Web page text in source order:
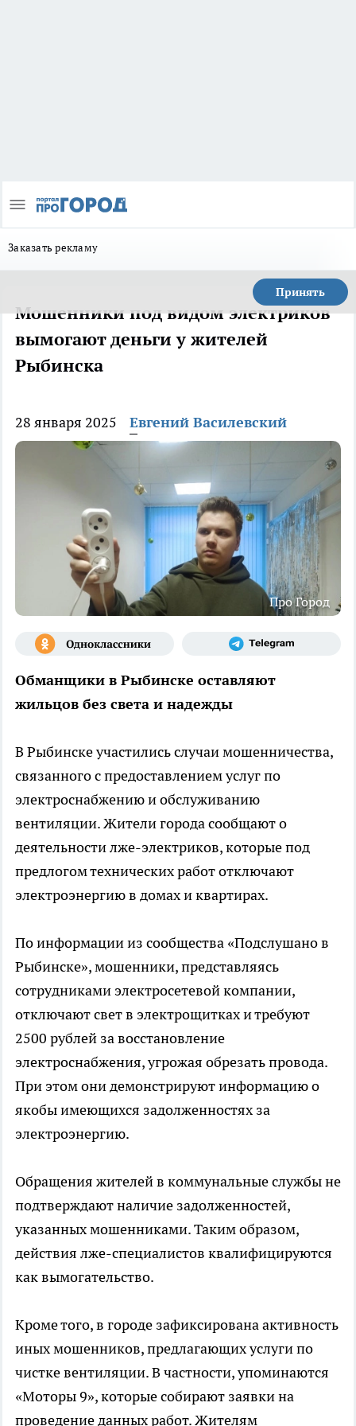
Заказать рекламу
Принять
Мошенники под видом электриков
вымогают деньги у жителей
Рыбинска
28 января 2025 Евгений Василевский
Про Город
Обманщики в Рыбинске оставляют
жильцов без света и надежды
В Рыбинске участились случаи мошенничества,
связанного с предоставлением услуг по
электроснабжению и обслуживанию
вентиляции. Жители города сообщают о
деятельности лже-электриков, которые под
предлогом технических работ отключают
электроэнергию в домах и квартирах.
По информации из сообщества «Подслушано в
Рыбинске», мошенники, представляясь
сотрудниками электросетевой компании,
отключают свет в электрощитках и требуют
2500 рублей за восстановление
электроснабжения, угрожая обрезать провода.
При этом они демонстрируют информацию о
якобы имеющихся задолженностях за
электроэнергию.
Обращения жителей в коммунальные службы не
подтверждают наличие задолженностей,
указанных мошенниками. Таким образом,
действия лже-специалистов квалифицируются
как вымогательство.
Кроме того, в городе зафиксирована активность
иных мошенников, предлагающих услуги по
чистке вентиляции. В частности, упоминаются
«Моторы 9», которые собирают заявки на
проведение данных работ. Жителям